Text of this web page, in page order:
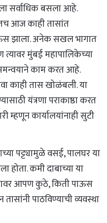
सर्वाधिक बसला आहे.
आज काही तासांत
झाला. अनेक सखल भागात
मुंबई महापालिकेच्या
समन्वयाने काम करत आहे.
काही तास खोळंबली. या
यंत्रणा पराकाष्ठा करत
म्हणून कार्यालयांनाही सुटी
पट्ट्यामुळे वसई, पालघर या
कमी दाबाच्या या
आपण कुठे, किती पाऊस
पाठविण्याची व्यवस्था